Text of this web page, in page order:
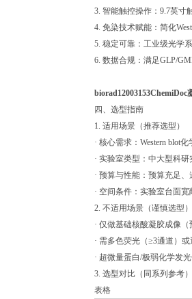
3. 智能触控操作：9.7英寸
4. 免染技术赋能：简化
5. 稳定可靠：工业级光学
6. 数据合规：满足GLP/
四、选型指南
1. 适用场景（推荐选型）
· 核心需求：Western blot
· 实验室类型：中大型科
· 预算与性能：预算充足
· 空间条件：实验室台面
2. 不适用场景（谨慎选型）
· 仅做基础核酸凝胶成像（
· 需多色荧光（≥3通道）
· 超微量蛋白/极弱化学发
3. 选型对比（同系列参考）
表格